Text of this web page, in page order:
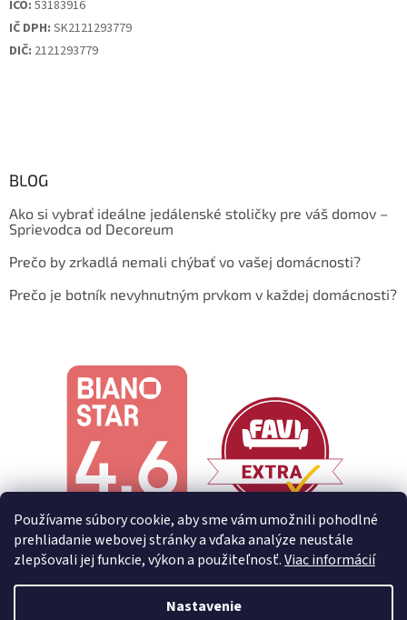
Používame súbory cookie, aby sme vám umožnili pohodlné
prehliadanie webovej stránky a vďaka analýze neustále
zlepšovali jej funkcie, výkon a použiteľnosť.Viac informácií
Nastavenie
IČO: 53183916
IČ DPH: SK2121293779
DIČ: 2121293779
BLOG
Ako si vybrať ideálne jedálenské stoličky pre váš domov –
Sprievodca od Decoreum
Prečo by zrkadlá nemali chýbať vo vašej domácnosti?
Prečo je botník nevyhnutným prvkom v každej domácnosti?
Vytvoril Shoptet